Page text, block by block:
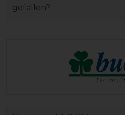
gefallen?